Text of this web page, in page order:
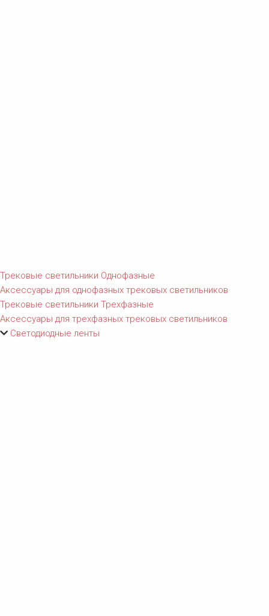
Трековые светильники Однофазные
Аксессуары для однофазных трековых светильников
Трековые светильники Трехфазные
Аксессуары для трехфазных трековых светильников
Светодиодные ленты